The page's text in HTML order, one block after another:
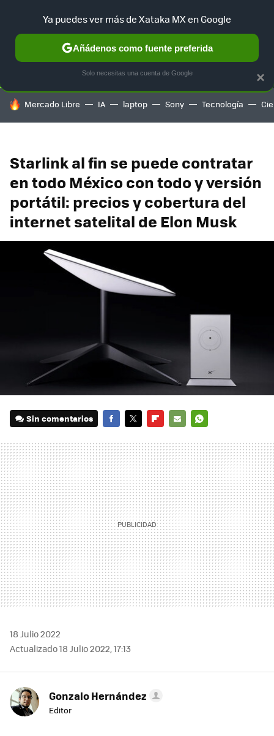
SELECCIÓN GAMING HOME AUTO TERRITORIO
HOY SE HABLA DE
Mercado Libre IA laptop Sony Tecnología
Starlink al fin se puede contratar
en todo México con todo y versión
portátil: precios y cobertura del
internet satelital de Elon Musk
Sin comentarios
MAIL
18 Julio 2022
Actualizado 18 Julio 2022, 17:13
Gonzalo Hernández
Editor
×
Ya puedes ver más de Xataka MX en Google
Añádenos como fuente preferida
Solo necesitas una cuenta de Google